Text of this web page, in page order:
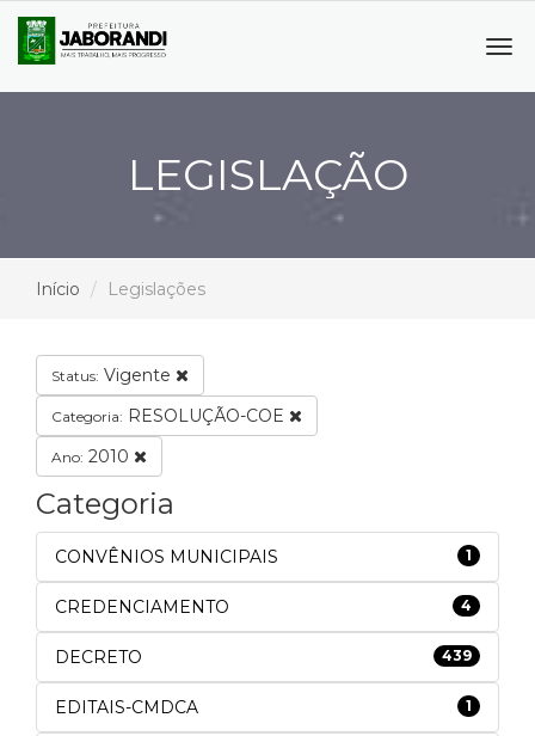
LEGISLAÇÃO
Início Legislações
Status: Vigente
Categoria: RESOLUÇÃO-COE
Ano: 2010
Categoria
CONVÊNIOS MUNICIPAIS 1
CREDENCIAMENTO 4
DECRETO 439
EDITAIS-CMDCA 1